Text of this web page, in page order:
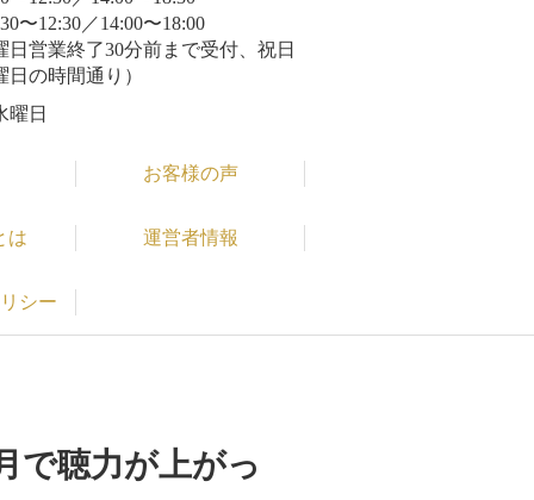
〜12:30／14:00〜18:00
日営業終了30分前まで受付、祝日
日の時間通り）
曜日
お客様の声
は 運営者情報
シー
で聴力が上がっ